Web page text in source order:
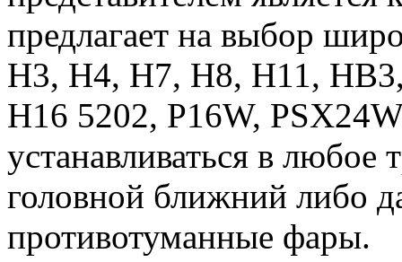
предлагает на выбор
H3, H4, H7, H8, H11,
H16 5202, P16W,
устанавливаться в любое
головной ближний либо
противотуманные фары.